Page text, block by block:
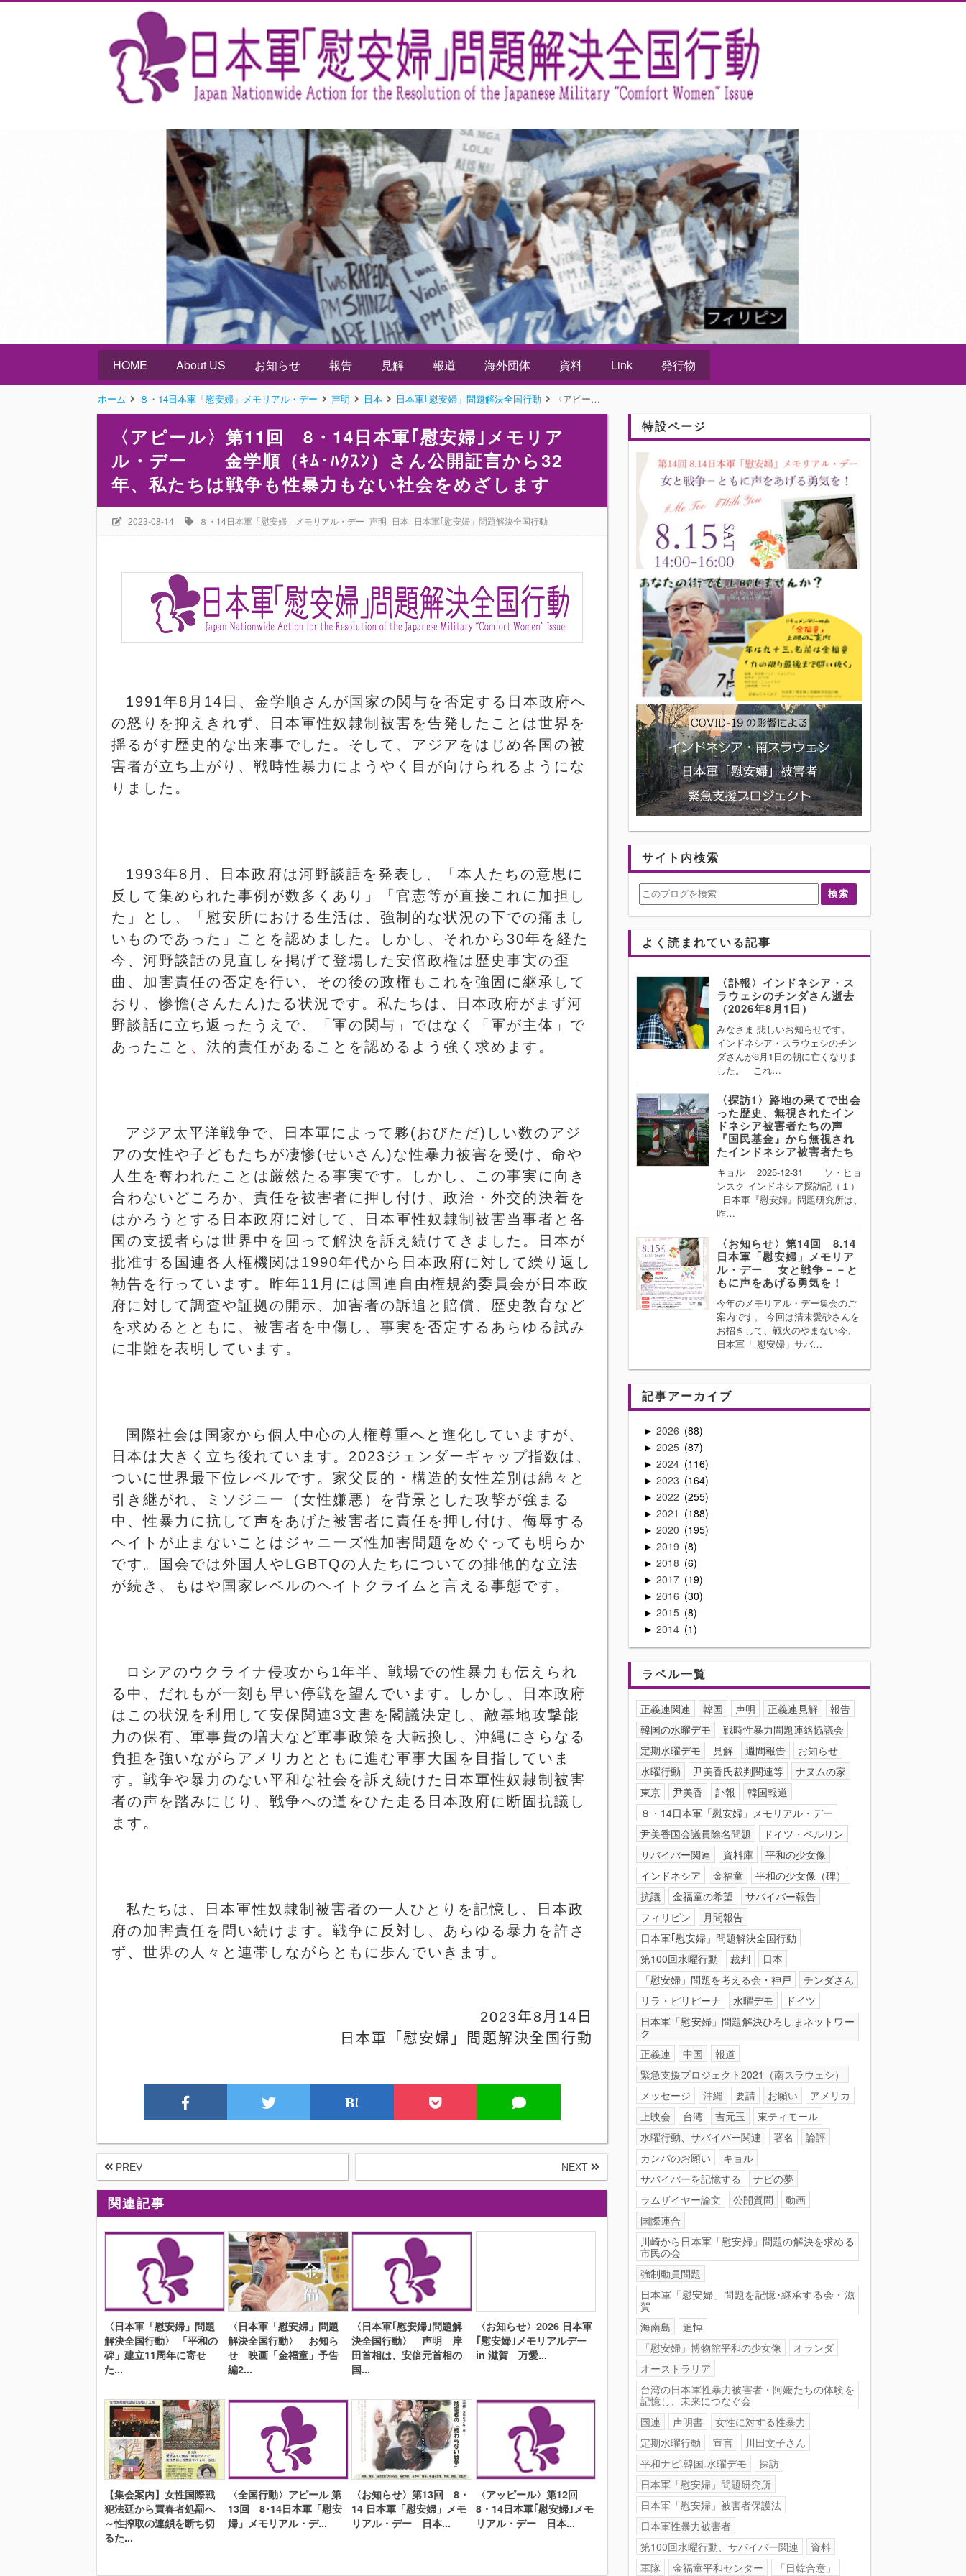
HOME About US お知らせ 報告 見解 報道 海外団体 資料 Link 発行物
ホーム ８・14日本軍「慰安婦」メモリアル・デー 声明 日本 日本軍｢慰安婦」問題解決全国行動 〈アピール〉第11回 8・14日本軍｢慰安婦｣メモリアル・デー 金学順（ｷﾑ･ﾊｸｽﾝ）さん公開証言から32年、私たちは戦争も性暴力もない社会をめざします
〈アピール〉第11回 8・14日本軍｢慰安婦｣メモリア
ル・デー 金学順（ｷﾑ･ﾊｸｽﾝ）さん公開証言から32
年、私たちは戦争も性暴力もない社会をめざします
2023-08-14 ８・14日本軍「慰安婦」メモリアル・デー 声明 日本 日本軍｢慰安婦」問題解決全国行動
1991年8 月 14 日、金学順さんが国家の関与を否定する日本政府へ
の怒りを抑えきれず、日本軍性奴隷制被害を告発したことは世界を
揺るがす歴史的な出来事でした。そして、アジアをはじめ各国の被
害者が立ち上がり、戦時性暴力にようやく目が向けられるようにな
りました。
1993年8 月、日本政府は河野談話を発表し、「本人たちの意思に
反して集められた事例が数多くあり」「官憲等が直接これに加担し
た」とし、「慰安所における生活は、強制的な状況の下での痛まし
いものであった」ことを認めました。しかし、それから 30年を経た
今、河野談話の見直しを掲げて登場した安倍政権は歴史事実の歪
曲、加害責任の否定を行い、その後の政権もこれを強固に継承して
おり、惨憺(さんたん)たる状況です。私たちは、日本政府がまず河
野談話に立ち返ったうえで、「軍の関与」ではなく「軍が主体」で
あったこと 、法的責任があることを認めるよう強く求めます。
アジア太平洋戦争で、日本軍によって夥(おびただ) しい数のアジ
アの女性や子どもたちが凄惨(せいさん)な性暴力被害を受け、命や
人生を奪われたことは厳然たる事実です。しかし、この事実に向き
合わないどころか、責任を被害者に押し付け、政治・外交的決着を
はかろうとする日本政府に対して、日本軍性奴隷制被害当事者と各
国の支援者らは世界中を回って解決を訴え続けてきました。日本が
批准する国連各人権機関は 1990年代から日本政府に対して繰り返し
勧告を行っています。昨年11 月には国連自由権規約委員会が日本政
府に対して調査や証拠の開示、加害者の訴追と賠償、歴史教育など
を求めるとともに、被害者を中傷し、事実を否定するあらゆる試み
に非難を表明しています。
国際社会は国家から個人中心の人権尊重へと進化していますが、
日本は大きく立ち後れています。 2023ジェンダーギャップ指数は、
ついに世界最下位レベルです。家父長的・構造的女性差別は綿々と
引き継がれ、ミソジニー（女性嫌悪）を背景とした攻撃が強まる
中、性暴力に抗して声をあげた被害者に責任を押し付け、侮辱する
ヘイトが止まないことはジャニーズ性加害問題をめぐっても明らか
です。国会では外国人やLGBTQの人たちについての排他的な立法
が続き、もはや国家レベルのヘイトクライムと言える事態です。
ロシアのウクライナ侵攻から 1年半、戦場での性暴力も伝えられ
る中、だれもが一刻も早い停戦を望んでいます。しかし、日本政府
はこの状況を利用して安保関連3文書を閣議決定し、敵基地攻撃能
力の保有、軍事費の増大など軍事政策を大転換し、沖縄にさらなる
負担を強いながらアメリカとともに進む軍事大国を目指していま
す。戦争や暴力のない平和な社会を訴え続けた日本軍性奴隷制被害
者の声を踏みにじり、戦争への道をひた走る日本政府に断固抗議し
ます。
私たちは、日本軍性奴隷制被害者の一人ひとりを記憶し、日本政
府の加害責任を問い続けます。戦争に反対し、あらゆる暴力を許さ
ず、世界の人々と連帯しながらともに歩んでいきます。
2023年8月 14 日
日本軍「慰安婦」問題解決全国行動
B!
PREV NEXT
関連記事
〈日本軍「慰安婦」問題
解決全国行動〉 「平和の
碑」建立11周年に寄せ
た...
〈日本軍「慰安婦」問題
解決全国行動〉 お知ら
せ 映画「金福童」予告
編2...
〈日本軍｢慰安婦｣問題解
決全国行動〉 声明 岸
田首相は、安倍元首相の
国...
〈お知らせ〉2026 日本軍
｢慰安婦｣メモリアルデー
in 滋賀 万愛...
【集会案内】女性国際戦
犯法廷から買春者処罰へ
～性搾取の連鎖を断ち切
るた...
〈全国行動〉アピール 第
13回 8･14日本軍「慰安
婦」メモリアル・デ...
〈お知らせ〉第13回 8・
14 日本軍「慰安婦」メモ
リアル・デー 日本...
〈アッピール〉第12回
8・14日本軍｢慰安婦｣メモ
リアル・デー 日本...
特設ページ
サイト内検索
よく読まれている記事
〈訃報〉インドネシア・ス
ラウェシのチンダさん逝去
（2026年8月1日）
みなさま 悲しいお知らせです。
インドネシア・スラウェシのチン
ダさんが8月1日の朝に亡くなりま
した。 これ…
〈探訪1〉路地の果てで出会
った歴史、無視されたイン
ドネシア被害者たちの声
『国民基金』から無視され
たインドネシア被害者たち
キョル 2025-12-31 ソ・ヒョ
ンスク インドネシア探訪記（１）
日本軍『慰安婦』問題研究所は、
昨…
〈お知らせ〉第14回 8.14
日本軍「慰安婦」メモリア
ル・デー 女と戦争－－と
もに声をあげる勇気を！
今年のメモリアル・デー集会のご
案内です。 今回は清末愛砂さんを
お招きして、戦火のやまない今、
日本軍「 慰安婦」サバ…
記事アーカイブ
► 2026 88
► 2025 87
► 2024 116
► 2023 164
► 2022 255
► 2021 188
► 2020 195
► 2019 8
► 2018 6
► 2017 19
► 2016 30
► 2015 8
► 2014 1
ラベル一覧
正義連関連 韓国 声明 正義連見解
報告
韓国の水曜デモ
戦時性暴力問題連絡協議会
定期水曜デモ
見解 週間報告
お知らせ
水曜行動
尹美香氏裁判関連等
ナヌムの家
東京
尹美香 訃報
韓国報道
８・14日本軍「慰安婦」メモリアル・デー
尹美香国会議員除名問題
ドイツ・ベルリン
サバイバー関連
資料庫
平和の少女像
インドネシア
金福童
平和の少女像（碑）
抗議
金福童の希望
サバイバー報告
フィリピン
月間報告
日本軍｢慰安婦」問題解決全国行動
第100回水曜行動
裁判
日本
「慰安婦」問題を考える会・神戸
チンダさん
リラ・ピリピーナ
水曜デモ
ドイツ
日本軍「慰安婦」問題解決ひろしまネットワー
ク
正義連
中国
報道
緊急支援プロジェクト2021（南スラウェシ）
メッセージ
沖縄 要請 お願い
アメリカ
上映会
台湾 吉元玉
東ティモール
水曜行動、サバイバー関連
署名
論評
カンパのお願い
キョル
サバイバーを記憶する
ナビの夢
ラムザイヤー論文
公開質問
動画
国際連合
川崎から日本軍「慰安婦」問題の解決を求める
市民の会
強制動員問題
日本軍「慰安婦」問題を記憶･継承する会・滋
賀
海南島
追悼
「慰安婦」博物館平和の少女像
オランダ
オーストラリア
台湾の日本軍性暴力被害者・阿嬤たちの体験を
記憶し、未来につなぐ会
国連
声明書
女性に対する性暴力
定期水曜行動
宣言
川田文子さん
平和ナビ.韓国.水曜デモ
探訪
日本軍「慰安婦」問題研究所
日本軍「慰安婦」被害者保護法
日本軍性暴力被害者
第100回水曜行動、サバイバー関連
資料
軍隊
金福童平和センター 「日韓合意」